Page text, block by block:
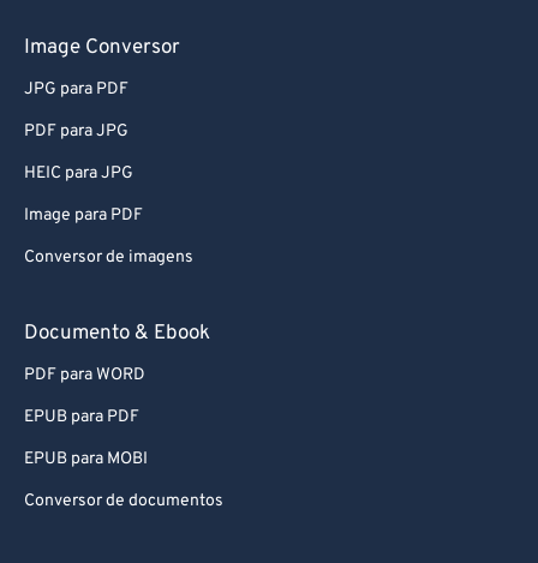
Image Conversor
JPG para PDF
PDF para JPG
HEIC para JPG
Image para PDF
Conversor de imagens
Documento & Ebook
PDF para WORD
EPUB para PDF
EPUB para MOBI
Conversor de documentos